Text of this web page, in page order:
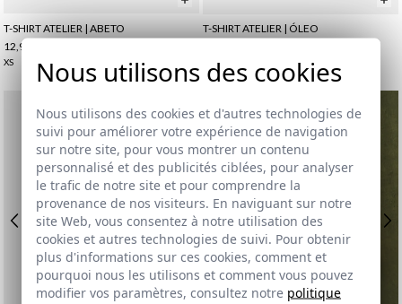
T-SHIRT ATELIER | ABETO
12,95 €
XS
T-SHIRT ATELIER | ÓLEO
Nous utilisons des cookies
Nous utilisons des cookies et d'autres technologies de
suivi pour améliorer votre expérience de navigation
sur notre site, pour vous montrer un contenu
personnalisé et des publicités ciblées, pour analyser
le trafic de notre site et pour comprendre la
provenance de nos visiteurs. En naviguant sur notre
site Web, vous consentez à notre utilisation des
cookies et autres technologies de suivi. Pour obtenir
plus d'informations sur ces cookies, comment et
pourquoi nous les utilisons et comment vous pouvez
modifier vos paramètres, consultez notre politique